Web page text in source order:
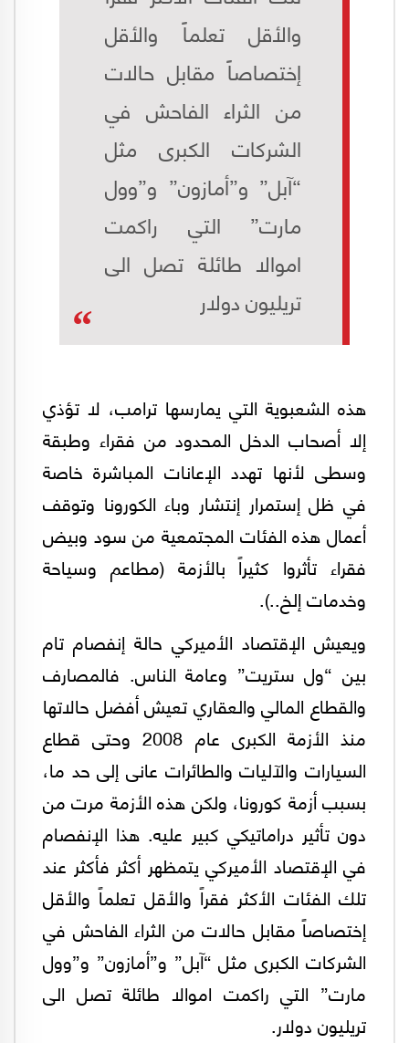
والأقل تعلماً والأقل
إختصاصاً مقابل حالات
من الثراء الفاحش في
الشركات الكبرى مثل
“آبل” و”أمازون” و”وول
مارت” التي راكمت
اموالا طائلة تصل الى
تريليون دولار
هذه الشعبوية التي يمارسها ترامب، لا تؤذي
إلا أصحاب الدخل المحدود من فقراء وطبقة
وسطى لأنها تهدد الإعانات المباشرة خاصة
في ظل إستمرار إنتشار وباء الكورونا وتوقف
أعمال هذه الفئات المجتمعية من سود وبيض
فقراء تأثروا كثيراً بالأزمة (مطاعم وسياحة
وخدمات إلخ..).
ويعيش الإقتصاد الأميركي حالة إنفصام تام
بين “ول ستريت” وعامة الناس. فالمصارف
والقطاع المالي والعقاري تعيش أفضل حالاتها
منذ الأزمة الكبرى عام 2008 وحتى قطاع
السيارات والآليات والطائرات عانى إلى حد ما،
بسبب أزمة كورونا، ولكن هذه الأزمة مرت من
دون تأثير دراماتيكي كبير عليه. هذا الإنفصام
في الإقتصاد الأميركي يتمظهر أكثر فأكثر عند
تلك الفئات الأكثر فقراً والأقل تعلماً والأقل
إختصاصاً مقابل حالات من الثراء الفاحش في
الشركات الكبرى مثل “آبل” و”أمازون” و”وول
مارت” التي راكمت اموالا طائلة تصل الى
تريليون دولار.